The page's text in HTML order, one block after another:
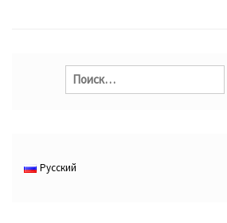
Найти:
Русский